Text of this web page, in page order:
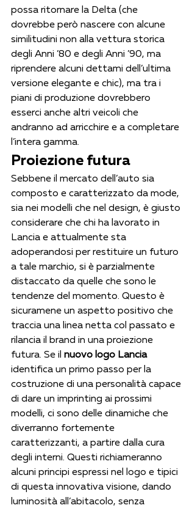
possa ritornare la Delta (che
dovrebbe però nascere con alcune
similitudini non alla vettura storica
degli Anni ’80 e degli Anni ’90, ma
riprendere alcuni dettami dell’ultima
versione elegante e chic), ma tra i
piani di produzione dovrebbero
esserci anche altri veicoli che
andranno ad arricchire e a completare
l’intera gamma.
Proiezione futura
Sebbene il mercato dell’auto sia
composto e caratterizzato da mode,
sia nei modelli che nel design, è giusto
considerare che chi ha lavorato in
Lancia e attualmente sta
adoperandosi per restituire un futuro
a tale marchio, si è parzialmente
distaccato da quelle che sono le
tendenze del momento. Questo è
sicuramene un aspetto positivo che
traccia una linea netta col passato e
rilancia il brand in una proiezione
futura. Se il nuovo logo Lancia
identifica un primo passo per la
costruzione di una personalità capace
di dare un imprinting ai prossimi
modelli, ci sono delle dinamiche che
diverranno fortemente
caratterizzanti, a partire dalla cura
degli interni. Questi richiameranno
alcuni principi espressi nel logo e tipici
di questa innovativa visione, dando
luminosità all’abitacolo, senza